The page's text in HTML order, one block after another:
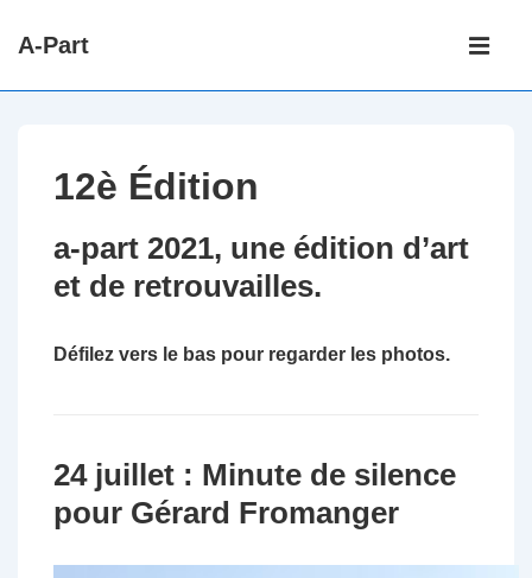
passer
A-Part
Main
12è Édition
a-part 2021, une édition d’art
et de retrouvailles.
Défilez vers le bas pour regarder les photos.
24 juillet : Minute de silence
pour Gérard Fromanger